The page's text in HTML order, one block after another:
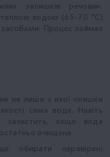
залишків речовин.
водою (65–70 °C)
засобами. Процес займає
не лише з якої пляшки
сама вода. Навіть
захистить, якщо вода
очищена.
обирати перевірені